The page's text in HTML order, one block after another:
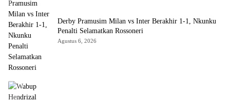
Derby Pramusim Milan vs Inter Berakhir 1-1, Nkunku
Penalti Selamatkan Rossoneri
Agustus 6, 2026